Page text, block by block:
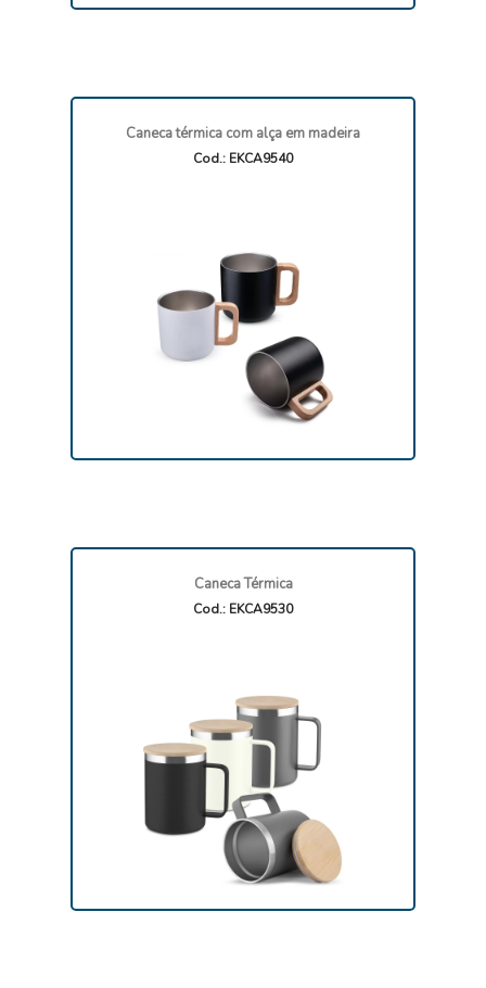
Caneca térmica com alça em madeira
Cod.: EKCA9540
Caneca Térmica
Cod.: EKCA9530